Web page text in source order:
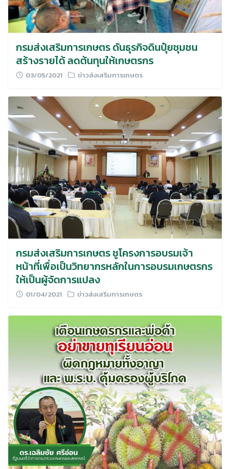
กรมส่งเสริมการเกษตร ดันธุรกิจดินปุ๋ยชุมชน
สร้างรายได้ ลดต้นทุนให้เกษตรกร
03/05/2021 ข่าวส่งเสริมการเกษตร
กรมส่งเสริมการเกษตร ชูโครงการอบรมเจ้า
หน้าที่เพื่อเป็นวิทยากรหลักในการอบรมเกษตรกร
ให้เป็นผู้จัดการแปลง
01/04/2021 ข่าวส่งเสริมการเกษตร